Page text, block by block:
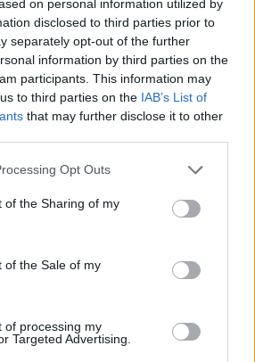
on personal information utilized by
disclosed to third parties prior to
separately opt-out of the further
information by third parties on the
participants. This information may
to third parties on the IAB’s List of
that may further disclose it to other
Opt Outs
of the Sharing of my
of the Sale of my
of processing my
Targeted Advertising.